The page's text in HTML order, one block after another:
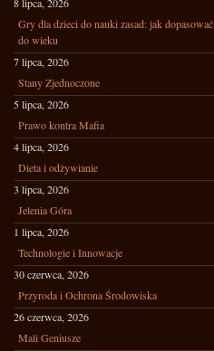
Gry dla dzieci do nauki zasad: jak dopasować
do wieku
7 lipca, 2026
Stany Zjednoczone
5 lipca, 2026
Prawo kontra Mafia
4 lipca, 2026
Dieta i odżywianie
3 lipca, 2026
Jelenia Góra
1 lipca, 2026
Technologie i Innowacje
30 czerwca, 2026
Przyroda i Ochrona Środowiska
26 czerwca, 2026
Mali Geniusze